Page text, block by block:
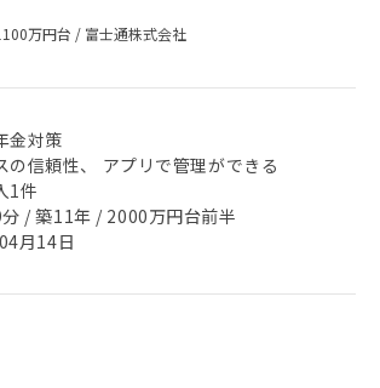
万円台 / 富士通株式会社
金対策
の信頼性、 アプリで管理ができる
1件
/ 築11年 / 2000万円台前半
月14日